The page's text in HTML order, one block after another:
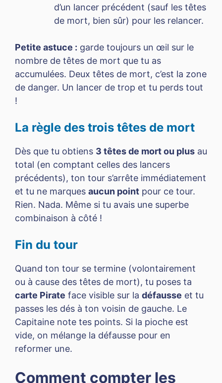
d’un lancer précédent (sauf les têtes
de mort, bien sûr) pour les relancer.
Petite astuce : garde toujours un œil sur le
nombre de têtes de mort que tu as
accumulées. Deux têtes de mort, c’est la zone
de danger. Un lancer de trop et tu perds tout
!
La règle des trois têtes de mort
Dès que tu obtiens 3 têtes de mort ou plus au
total (en comptant celles des lancers
précédents), ton tour s’arrête immédiatement
et tu ne marques aucun point pour ce tour.
Rien. Nada. Même si tu avais une superbe
combinaison à côté !
Fin du tour
Quand ton tour se termine (volontairement
ou à cause des têtes de mort), tu poses ta
carte Pirate face visible sur la défausse et tu
passes les dés à ton voisin de gauche. Le
Capitaine note tes points. Si la pioche est
vide, on mélange la défausse pour en
reformer une.
Comment compter les